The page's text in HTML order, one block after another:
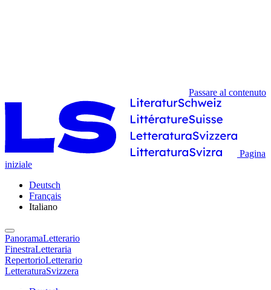
Passare al contenuto
Pagina
iniziale
Deutsch
Français
Italiano
PanoramaLetterario
FinestraLetteraria
RepertorioLetterario
LetteraturaSvizzera